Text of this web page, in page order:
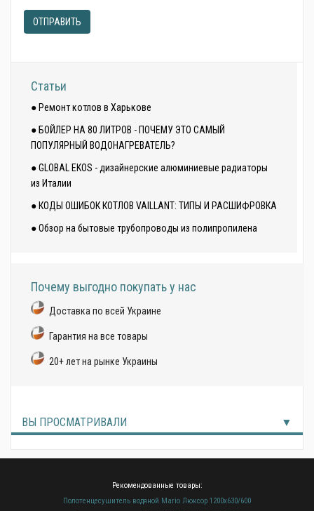
ОТПРАВИТЬ
Статьи
● Ремонт котлов в Харькове
● БОЙЛЕР НА 80 ЛИТРОВ - ПОЧЕМУ ЭТО САМЫЙ
ПОПУЛЯРНЫЙ ВОДОНАГРЕВАТЕЛЬ?
● GLOBAL EKOS - дизайнерские алюминиевые радиаторы
из Италии
● КОДЫ ОШИБОК КОТЛОВ VAILLANT: ТИПЫ И РАСШИФРОВКА
● Обзор на бытовые трубопроводы из полипропилена
Почему выгодно покупать у нас
Доставка по всей Украине
Гарантия на все товары
20+ лет на рынке Украины
ВЫ ПРОСМАТРИВАЛИ
Рекомендованные товары:
Полотенцесушитель водяной Mario Люксор 1200х630/600